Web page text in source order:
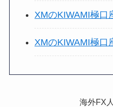
XMのKIWAMI極口
XMのKIWAMI極口
海外FX